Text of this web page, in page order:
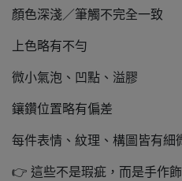
顏色深淺／筆觸不完全一致
上色略有不勻
微小氣泡、凹點、溢膠
鑲鑽位置略有偏差
每件表情、紋理、構圖皆有細
👉 這些不是瑕疵，而是手作